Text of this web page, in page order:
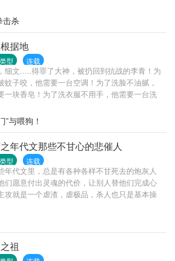
不想暴富，想的话，就翻开第一页继续往下
击杀
据地
型 连载
细文.....得罪了大神，被扔回到抗战的李青！为
蚊子咬，他需要一台空调！为了洗脸不油腻，
一块香皂！为了洗衣服不用手，他需要一台洗
”与喂狗！
年代文那些不甘心的悲催人
型 连载
年代文里，总是有各种各样不甘死去的炮灰人
们愿意付出灵魂的代价，让别人替他们完成心
攻就是一个虐渣，虐极品，杀人也只是基本操
十年代的早死军嫂想要孩子世界三：七十年代
其他暂定………
祖